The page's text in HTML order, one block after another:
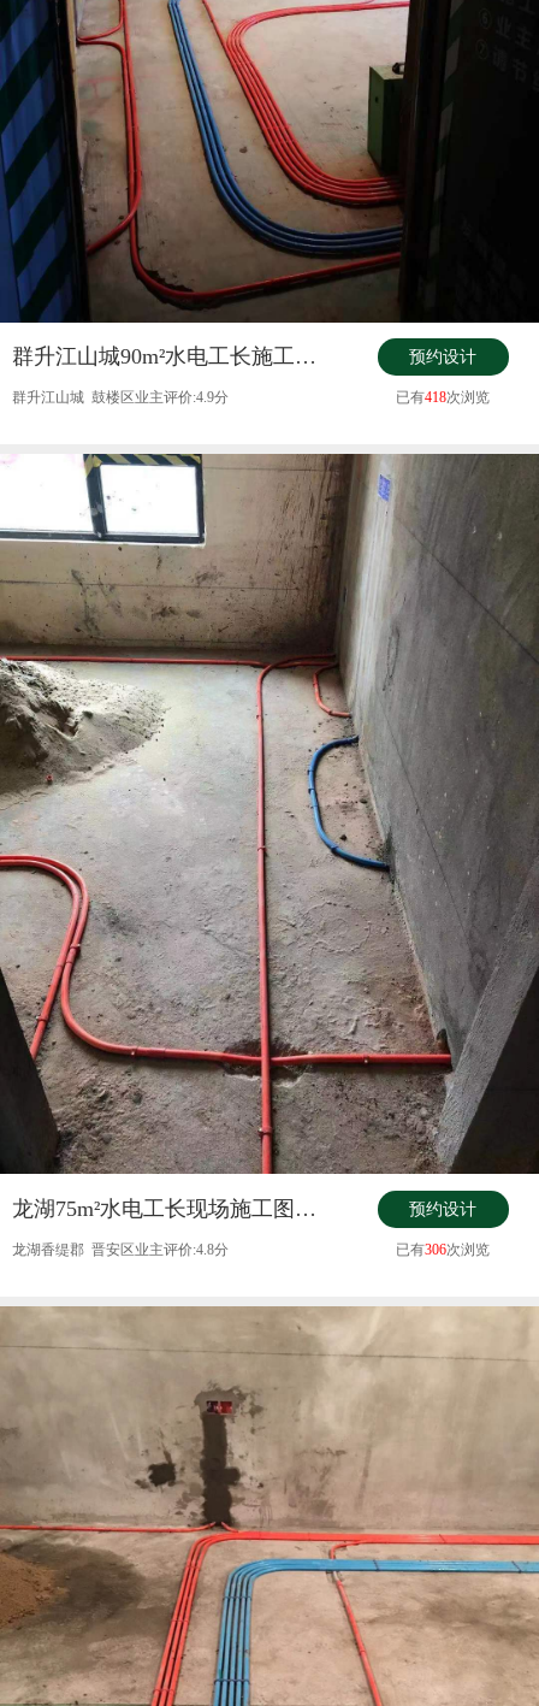
群升江山城90m²水电工长施工现场实景
群升江山城 鼓楼区业主评价:4.9分
预约设计
已有418次浏览
龙湖75m²水电工长现场施工图——水电工
龙湖香缇郡 晋安区业主评价:4.8分
预约设计
已有306次浏览